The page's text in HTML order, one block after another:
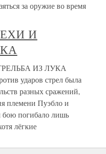
за оружие во время
И
ИЗ ЛУКА
ударов стрел была
разных сражений,
племени Пуэбло и
бою погибало лишь
лёгкие